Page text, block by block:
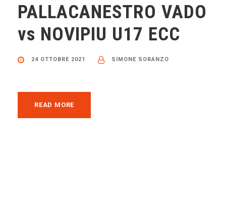
PALLACANESTRO VADO
vs NOVIPIU U17 ECC
24 OTTOBRE 2021 SIMONE SORANZO
READ MORE